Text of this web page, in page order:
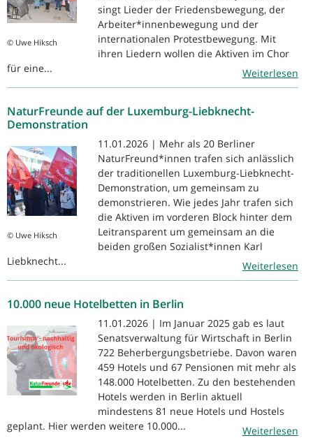
© Uwe Hiksch
singt Lieder der Friedensbewegung, der
Arbeiter*innenbewegung und der
internationalen Protestbewegung. Mit
ihren Liedern wollen die Aktiven im Chor
für eine...
Weiterlesen
NaturFreunde auf der Luxemburg-Liebknecht-
Demonstration
© Uwe Hiksch
11.01.2026 | Mehr als 20 Berliner
NaturFreund*innen trafen sich anlässlich
der traditionellen Luxemburg-Liebknecht-
Demonstration, um gemeinsam zu
demonstrieren. Wie jedes Jahr trafen sich
die Aktiven im vorderen Block hinter dem
Leitransparent um gemeinsam an die
beiden großen Sozialist*innen Karl
Liebknecht...
Weiterlesen
10.000 neue Hotelbetten in Berlin
11.01.2026 | Im Januar 2025 gab es laut
Senatsverwaltung für Wirtschaft in Berlin
722 Beherbergungsbetriebe. Davon waren
459 Hotels und 67 Pensionen mit mehr als
148.000 Hotelbetten. Zu den bestehenden
Hotels werden in Berlin aktuell
mindestens 81 neue Hotels und Hostels
geplant. Hier werden weitere 10.000...
Weiterlesen